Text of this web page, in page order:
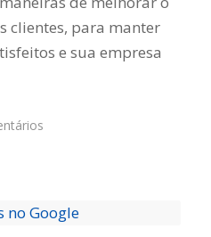
clientes, para manter
e sua empresa